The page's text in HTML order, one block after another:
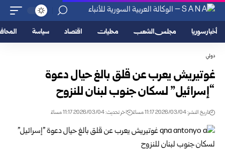
أخبار سوريا مجلس الشعب محليات اقتصاد سياسة
دولي
غوتيريش يعرب عن قلق بالغ حيال دعوة
“إسرائيل” لسكان جنوب لبنان للنزوح
تاريخ النشر: 2026/03/04 11:17 مساءً اخر تحديث: 2026/03/04 11:17 مساءً